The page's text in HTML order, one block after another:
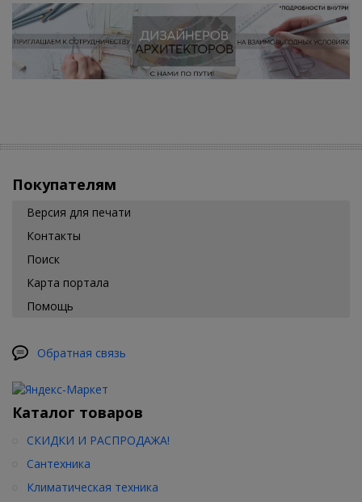
Покупателям
Версия для печати
Контакты
Поиск
Карта портала
Помощь
Обратная связь
Каталог товаров
СКИДКИ И РАСПРОДАЖА!
Сантехника
Климатическая техника